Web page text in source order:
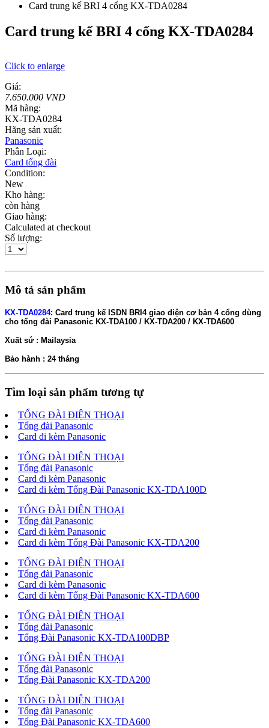
Card trung kế BRI 4 cổng KX-TDA0284
Card trung kế BRI 4 cổng KX-TDA0284
Click to enlarge
Giá:
7.650.000 VND
Mã hàng:
KX-TDA0284
Hãng sản xuất:
Panasonic
Phân Loại:
Card tổng đài
Condition:
New
Kho hàng:
còn hàng
Giao hàng:
Calculated at checkout
Số lượng:
Mô tả sản phẩm
KX-TDA0284: Card trung kế ISDN BRI4 giao diện cơ bản 4 cổng dùng
cho tổng đài Panasonic KX-TDA100 / KX-TDA200 / KX-TDA600
Xuất sứ : Mailaysia
Bảo hành : 24 tháng
Tìm loại sản phẩm tương tự
TỔNG ĐÀI ĐIỆN THOẠI
Tổng đài Panasonic
Card đi kèm Panasonic
TỔNG ĐÀI ĐIỆN THOẠI
Tổng đài Panasonic
Card đi kèm Panasonic
Card đi kèm Tổng Đài Panasonic KX-TDA100D
TỔNG ĐÀI ĐIỆN THOẠI
Tổng đài Panasonic
Card đi kèm Panasonic
Card đi kèm Tổng Đài Panasonic KX-TDA200
TỔNG ĐÀI ĐIỆN THOẠI
Tổng đài Panasonic
Card đi kèm Panasonic
Card đi kèm Tổng Đài Panasonic KX-TDA600
TỔNG ĐÀI ĐIỆN THOẠI
Tổng đài Panasonic
Tổng Đài Panasonic KX-TDA100DBP
TỔNG ĐÀI ĐIỆN THOẠI
Tổng đài Panasonic
Tổng Đài Panasonic KX-TDA200
TỔNG ĐÀI ĐIỆN THOẠI
Tổng đài Panasonic
Tổng Đài Panasonic KX-TDA600